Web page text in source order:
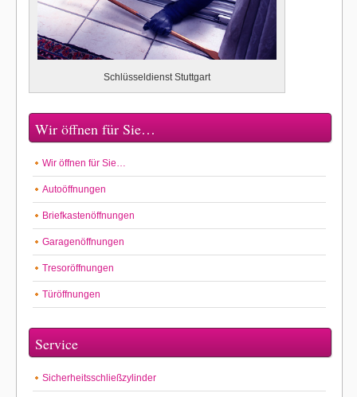
Schlüsseldienst Stuttgart
Wir öffnen für Sie…
Wir öffnen für Sie…
Autoöffnungen
Briefkastenöffnungen
Garagenöffnungen
Tresoröffnungen
Türöffnungen
Service
Sicherheitsschließzylinder